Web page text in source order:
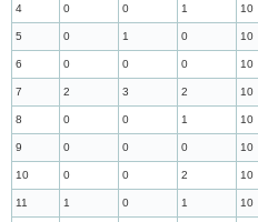
4 0 0 1 10
5 0 1 0 10
6 0 0 0 10
7 2 3 2 10
8 0 0 1 10
9 0 0 0 10
10 0 0 2 10
11 1 0 1 10